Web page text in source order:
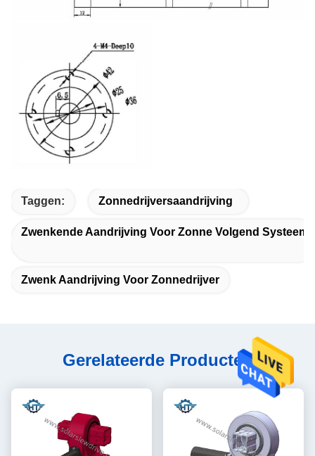
Taggen: Zonnedrijversaandrijving
Zwenkende Aandrijving Voor Zonne Volgend Systeem
Zwenk Aandrijving Voor Zonnedrijver
Gerelateerde Producten